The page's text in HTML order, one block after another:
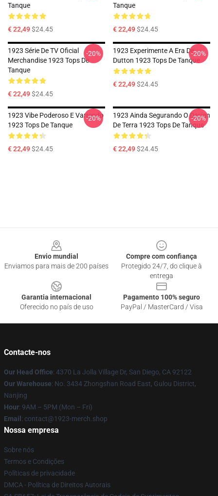
Tanque
€ 22,49$24.45
Tanque
€ 22,49$24.45
1923 Série De TV Oficial
Merchandise 1923 Tops De
Tanque
€ 22,49$24.45
-20%
1923 Experimente A Era De
Dutton 1923 Tops De Tanque
€ 22,49$24.45
-20%
1923 Vibe Poderoso E Varrendo
1923 Tops De Tanque
€ 22,49$24.45
-20%
1923 Ainda Segurando O Design
De Terra 1923 Tops De Tanque
€ 22,49$24.45
-20%
Envio mundial
Enviamos para mais de 200 países
Compre com confiança
Protegido 24/7, do clique à
entrega
Garantia internacional
Oferecido no país de uso
Pagamento 100% seguro
PayPal / MasterCard / Visa
Contacte-nos
Our Head Office: 4370 La Jolla Village Dr, San Diego, CA 92122
Our Warehouse: No. 3434 Zhongshan Road East, Gulou District,
Nanjing
Hour: 9AM – 5PM (Mon – Fri)
Email : contact@1923-merch.shop
Nossa empresa
Sobre nós
Termos e Condições
Políticas de privacidade
DMCA - Política de Direitos Autorais